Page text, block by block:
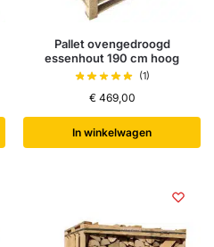
Pallet ovengedroogd
essenhout 190 cm hoog
(1)
€469,00
In winkelwagen